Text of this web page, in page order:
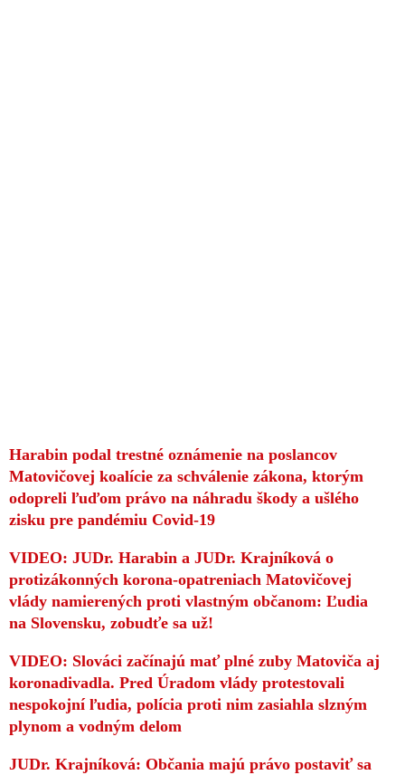
Harabin podal trestné oznámenie na poslancov
Matovičovej koalície za schválenie zákona, ktorým
odopreli ľuďom právo na náhradu škody a ušlého
zisku pre pandémiu Covid-19
VIDEO: JUDr. Harabin a JUDr. Krajníková o
protizákonných korona-opatreniach Matovičovej
vlády namierených proti vlastným občanom: Ľudia
na Slovensku, zobudťe sa už!
VIDEO: Slováci začínajú mať plné zuby Matoviča aj
koronadivadla. Pred Úradom vlády protestovali
nespokojní ľudia, polícia proti nim zasiahla slzným
plynom a vodným delom
JUDr. Krajníková: Občania majú právo postaviť sa